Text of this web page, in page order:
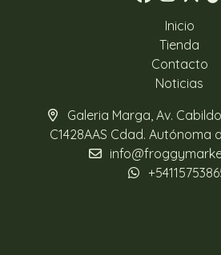
Inicio
Tienda
Contacto
Noticias
Galeria Marga, Av.
C1428AAS Cdad. Autónoma